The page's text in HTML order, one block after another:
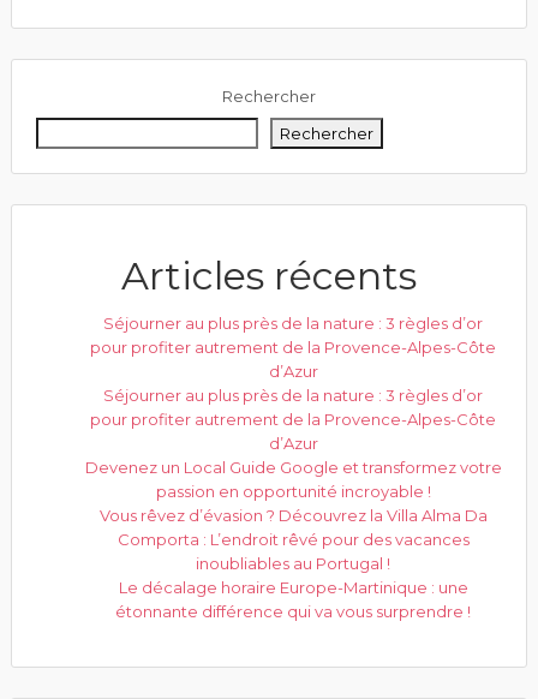
Rechercher
Rechercher
Articles récents
Séjourner au plus près de la nature : 3 règles d’or
pour profiter autrement de la Provence-Alpes-Côte
d’Azur
Séjourner au plus près de la nature : 3 règles d’or
pour profiter autrement de la Provence-Alpes-Côte
d’Azur
Devenez un Local Guide Google et transformez votre
passion en opportunité incroyable !
Vous rêvez d’évasion ? Découvrez la Villa Alma Da
Comporta : L’endroit rêvé pour des vacances
inoubliables au Portugal !
Le décalage horaire Europe-Martinique : une
étonnante différence qui va vous surprendre !